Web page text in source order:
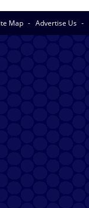
Map Advertise Us